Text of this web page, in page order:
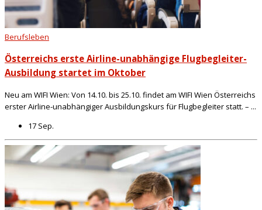
Berufsleben
Österreichs erste Airline-unabhängige Flugbegleiter-
Ausbildung startet im Oktober
Neu am WIFI Wien: Von 14.10. bis 25.10. findet am WIFI Wien Österreichs
erster Airline-unabhängiger Ausbildungskurs für Flugbegleiter statt. – ...
17 Sep.